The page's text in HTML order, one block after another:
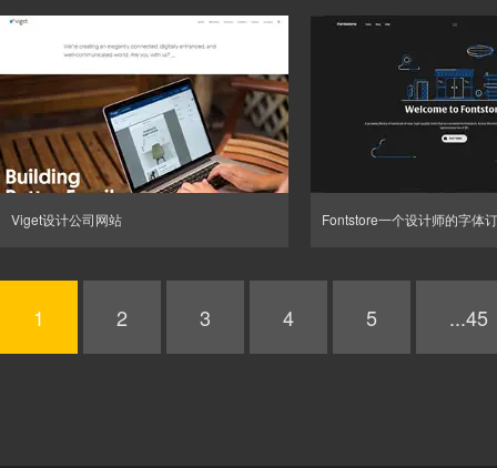
Viget设计公司网站 Fontstore一个设计师的字体
1 2 3 4 5 ...45